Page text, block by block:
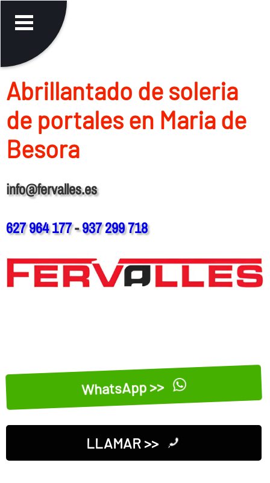
Abrillantado de soleria
de portales en Maria de
Besora
info@fervalles.es
627 964 177-937 299 718
WhatsApp >>
LLAMAR >>